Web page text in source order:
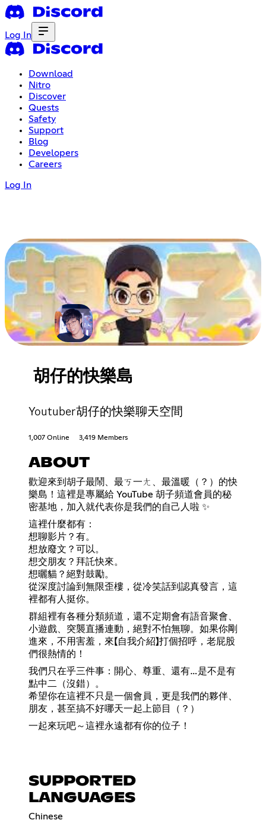
Log In
Download
Nitro
Discover
Quests
Safety
Support
Blog
Developers
Careers
Log In
胡仔的快樂島
Youtuber胡仔的快樂聊天空間
1,007 Online 3,419 Members
ABOUT
歡迎來到胡子最鬧、最ㄎ一ㄤ、最溫暖（？）的快
樂島！這裡是專屬給 YouTube 胡子頻道會員的秘
密基地，加入就代表你是我們的自己人啦 ✨
這裡什麼都有：
想聊影片？有。
想放廢文？可以。
想交朋友？拜託快來。
想曬貓？絕對鼓勵。
從深度討論到無限歪樓，從冷笑話到認真發言，這
裡都有人挺你。
群組裡有各種分類頻道，還不定期會有語音聚會、
小遊戲、突襲直播連動，絕對不怕無聊。如果你剛
進來，不用害羞，來【自我介紹】打個招呼，老屁股
們很熱情的！
我們只在乎三件事：開心、尊重、還有…是不是有
點中二（沒錯）。
希望你在這裡不只是一個會員，更是我們的夥伴、
朋友，甚至搞不好哪天一起上節目（？）
一起來玩吧～這裡永遠都有你的位子！
SUPPORTED
LANGUAGES
Chinese